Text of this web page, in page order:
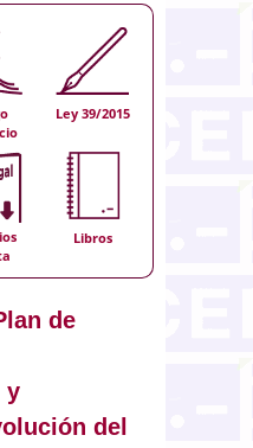
Ley 39/2015
Libros
de
y
del